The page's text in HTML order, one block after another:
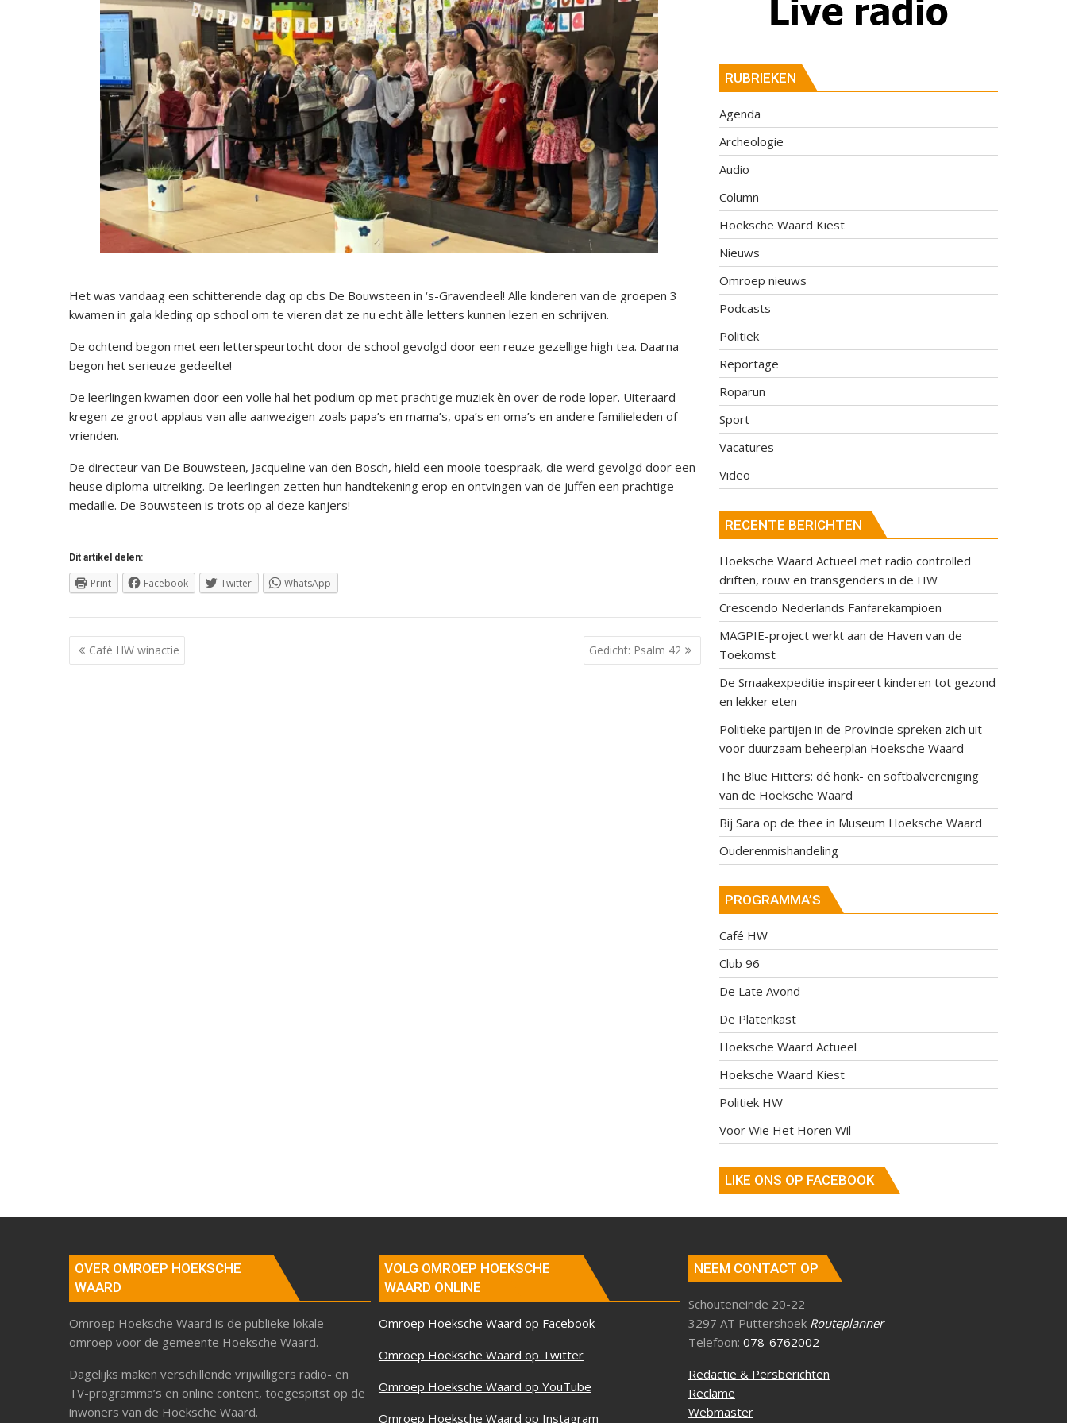
Het was vandaag een schitterende dag op cbs De Bouwsteen in ‘s-Gravendeel! Alle kinderen van de groepen 3
kwamen in gala kleding op school om te vieren dat ze nu echt àlle letters kunnen lezen en schrijven.
De ochtend begon met een letterspeurtocht door de school gevolgd door een reuze gezellige high tea. Daarna
begon het serieuze gedeelte!
De leerlingen kwamen door een volle hal het podium op met prachtige muziek èn over de rode loper. Uiteraard
kregen ze groot applaus van alle aanwezigen zoals papa’s en mama’s, opa’s en oma’s en andere familieleden of
vrienden.
De directeur van De Bouwsteen, Jacqueline van den Bosch, hield een mooie toespraak, die werd gevolgd door een
heuse diploma-uitreiking. De leerlingen zetten hun handtekening erop en ontvingen van de juffen een prachtige
medaille. De Bouwsteen is trots op al deze kanjers!
Dit artikel delen:
Print Facebook Twitter WhatsApp
Berichtnavigatie
Café HW winactie Gedicht: Psalm 42
RUBRIEKEN
Agenda
Archeologie
Audio
Column
Hoeksche Waard Kiest
Nieuws
Omroep nieuws
Podcasts
Politiek
Reportage
Roparun
Sport
Vacatures
Video
RECENTE BERICHTEN
Hoeksche Waard Actueel met radio controlled
driften, rouw en transgenders in de HW
Crescendo Nederlands Fanfarekampioen
MAGPIE-project werkt aan de Haven van de
Toekomst
De Smaakexpeditie inspireert kinderen tot gezond
en lekker eten
Politieke partijen in de Provincie spreken zich uit
voor duurzaam beheerplan Hoeksche Waard
The Blue Hitters: dé honk- en softbalvereniging
van de Hoeksche Waard
Bij Sara op de thee in Museum Hoeksche Waard
Ouderenmishandeling
PROGRAMMA’S
Café HW
Club 96
De Late Avond
De Platenkast
Hoeksche Waard Actueel
Hoeksche Waard Kiest
Politiek HW
Voor Wie Het Horen Wil
LIKE ONS OP FACEBOOK
OVER OMROEP HOEKSCHE
WAARD
Omroep Hoeksche Waard is de publieke lokale
omroep voor de gemeente Hoeksche Waard.
Dagelijks maken verschillende vrijwilligers radio- en
TV-programma’s en online content, toegespitst op de
inwoners van de Hoeksche Waard.
VOLG OMROEP HOEKSCHE
WAARD ONLINE
Omroep Hoeksche Waard op Facebook
Omroep Hoeksche Waard op Twitter
Omroep Hoeksche Waard op YouTube
Omroep Hoeksche Waard op Instagram
NEEM CONTACT OP
Schouteneinde 20-22
3297 AT Puttershoek Routeplanner
Telefoon: 078-6762002
Redactie & Persberichten
Reclame
Webmaster